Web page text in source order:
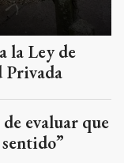
la Ley de
Privada
evaluar que